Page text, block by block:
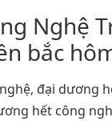
Nghệ
bắc
đại dương
hết công